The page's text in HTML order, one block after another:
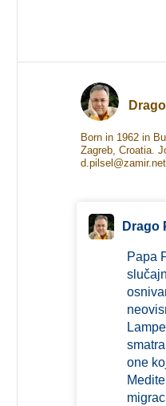
Born in 1962 in
Zagreb, Croatia.
d.pilsel@zamir.net
Drago
Papa
one